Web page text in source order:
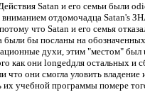
Satan и его семьи были
отдомочадца Satan's
что Satan и его семья
были бы посланы на обозначенных
духи, этим "местом"
как они longedдля остальных и
они смогла уловить владение
учебной программы помере